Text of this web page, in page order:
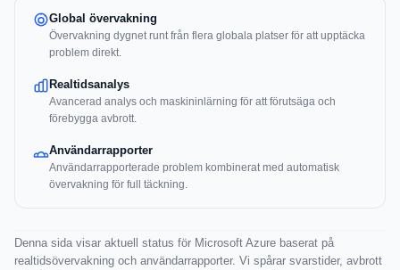
Global övervakning
Övervakning dygnet runt från flera globala platser för att upptäcka
problem direkt.
Realtidsanalys
Avancerad analys och maskininlärning för att förutsäga och
förebygga avbrott.
Användarrapporter
Användarrapporterade problem kombinerat med automatisk
övervakning för full täckning.
Denna sida visar aktuell status för Microsoft Azure baserat på
realtidsövervakning och användarrapporter. Vi spårar svarstider, avbrott